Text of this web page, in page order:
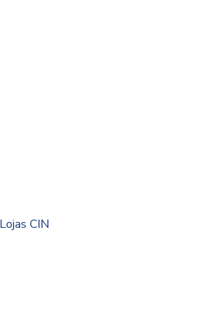
Lojas CIN